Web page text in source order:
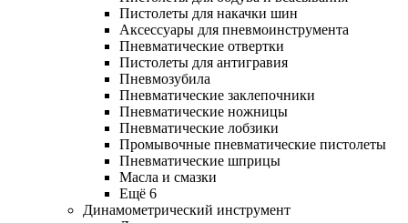
Пистолеты для накачки шин
Аксессуары для пневмоинструмента
Пневматические отвертки
Пистолеты для антигравия
Пневмозубила
Пневматические заклепочники
Пневматические ножницы
Пневматические лобзики
Промывочные пневматические пистолеты
Пневматические шприцы
Масла и смазки
Ещё 6
Динамометрический инструмент